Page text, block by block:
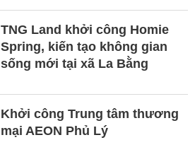
TNG Land khởi công Homie
Spring, kiến tạo không gian
sống mới tại xã La Bằng
Khởi công Trung tâm thương
mại AEON Phủ Lý